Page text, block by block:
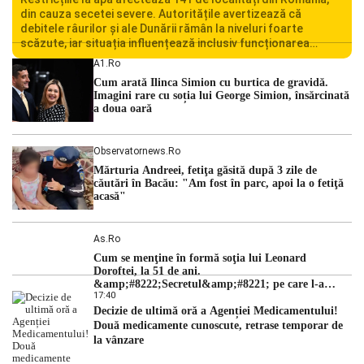
din cauza secetei severe. Autoritățile avertizează că
debitele râurilor și ale Dunării rămân la niveluri foarte
scăzute, iar situația influențează inclusiv funcționarea
Centralei Nucleare de la Cernavodă. România se confruntă
cu una dintre cele mai dificile perioade din punct de vedere
hidrologic din ultimii ani. Lipsa […]
A1.ro
Cum arată Ilinca Simion cu burtica de gravidă.
Imagini rare cu soția lui George Simion, însărcinată
a doua oară
Observatornews.ro
Mărturia Andreei, fetiţa găsită după 3 zile de
căutări în Bacău: "Am fost în parc, apoi la o fetiţă
acasă"
As.ro
Cum se menţine în formă soţia lui Leonard
Doroftei, la 51 de ani.
&amp;#8222;Secretul&amp;#8221; pe care l-a
dezvăluit
17:40
Decizie de ultimă oră a Agenției Medicamentului!
Două medicamente cunoscute, retrase temporar de
la vânzare